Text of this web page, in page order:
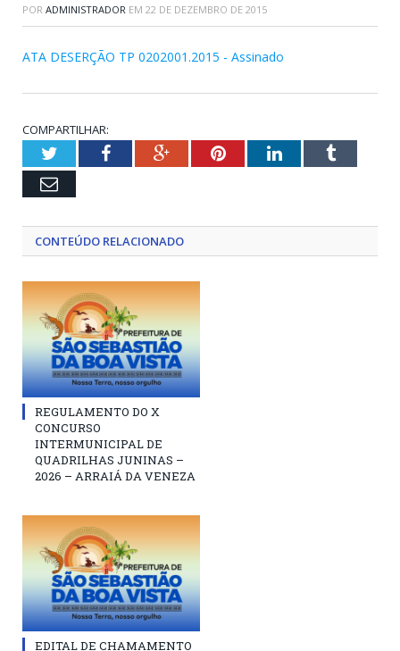
POR ADMINISTRADOR EM 22 DE DEZEMBRO DE 2015
ATA DESERÇÃO TP 0202001.2015 - Assinado
COMPARTILHAR:
TwitterFacebookGoogle+PinterestLinkedInTumblr
Email
CONTEÚDO RELACIONADO
REGULAMENTO DO X
CONCURSO
INTERMUNICIPAL DE
QUADRILHAS JUNINAS –
2026 – ARRAIÁ DA VENEZA
EDITAL DE CHAMAMENTO